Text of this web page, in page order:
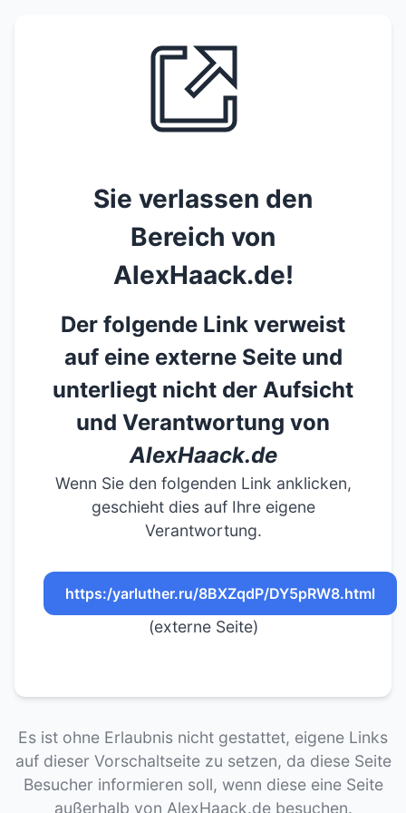
Sie verlassen den
Bereich von
AlexHaack.de!
Der folgende Link verweist
auf eine externe Seite und
unterliegt nicht der Aufsicht
und Verantwortung von
AlexHaack.de
Wenn Sie den folgenden Link anklicken,
geschieht dies auf Ihre eigene
Verantwortung.
https:/yarluther.ru/8BXZqdP/DY5pRW8.html
(externe Seite)
Es ist ohne Erlaubnis nicht gestattet, eigene Links
auf dieser Vorschaltseite zu setzen, da diese Seite
Besucher informieren soll, wenn diese eine Seite
außerhalb von AlexHaack.de besuchen.